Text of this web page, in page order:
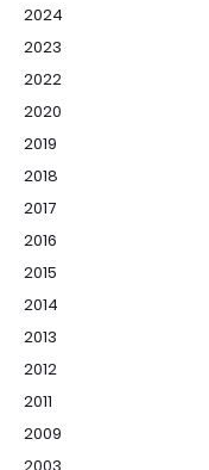
2024
2023
2022
2020
2019
2018
2017
2016
2015
2014
2013
2012
2011
2009